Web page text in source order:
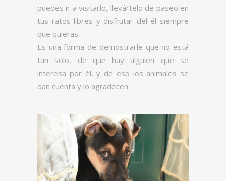
puedes ir a visitarlo, llevártelo de paseo en
tus ratos libres y disfrutar del él siempre
que quieras.
Es una forma de demostrarle que no está
tan solo, de que hay alguien que se
interesa por él, y de eso los animales se
dan cuenta y lo agradecen.